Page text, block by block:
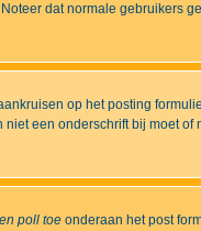
dat normale gebruikers
op het posting
een onderschrift bij moet of
poll toe onderaan het post